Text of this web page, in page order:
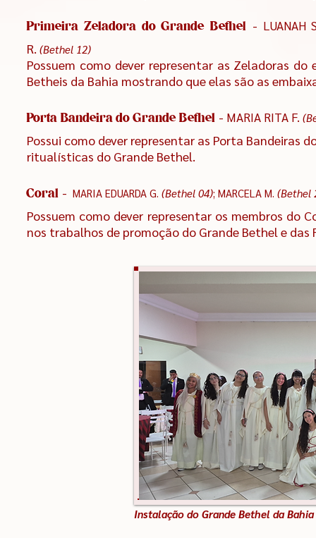
Primeira Zeladora do Grande Bethel - LUANAH
R. (Bethel 12)
Possuem como dever representar as Zeladoras
Betheis da Bahia mostrando que elas são as
Porta Bandeira do Grande Bethel - MARIA RITA F.
Possui como dever representar as Porta Bandeiras
ritualísticas do Grande Bethel.
Coral - MARIA EDUARDA G. (Bethel 04); MARCELA M. (Bethel
Possuem como dever representar os membros do
nos trabalhos de promoção do Grande Bethel e
Instalação do Grande Bethel da